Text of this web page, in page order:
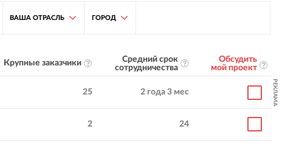
ВАША ОТРАСЛЬ ГОРОД
Крупные заказчики
Средний срок
сотрудничества
Обсудить
мой проект
25 2 года 3 мес РЕКЛАМА
2 24